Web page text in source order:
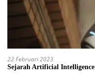
22 Februari 2023
Sejarah Artificial Intelligence